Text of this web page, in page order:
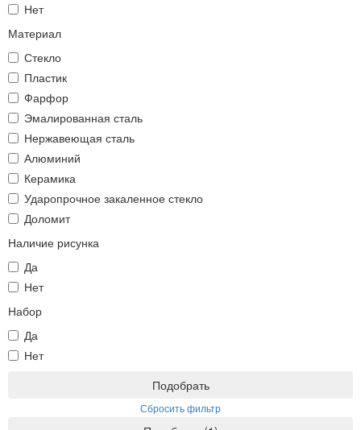
Нет
Материал
Стекло
Пластик
Фарфор
Эмалированная сталь
Нержавеющая сталь
Алюминий
Керамика
Ударопрочное закаленное стекло
Доломит
Наличие рисунка
Да
Нет
Набор
Да
Нет
Подобрать
Сбросить фильтр